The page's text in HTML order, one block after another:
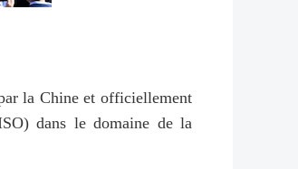
la Chine et officiellement
dans le domaine de la